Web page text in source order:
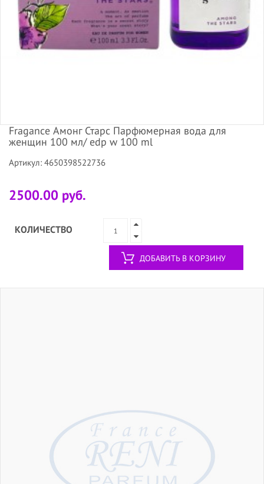
Fragance Амонг Старс Парфюмерная вода для
женщин 100 мл/ edp w 100 ml
Артикул: 4650398522736
2500.00 руб.
КОЛИЧЕСТВО
ДОБАВИТЬ В КОРЗИНУ